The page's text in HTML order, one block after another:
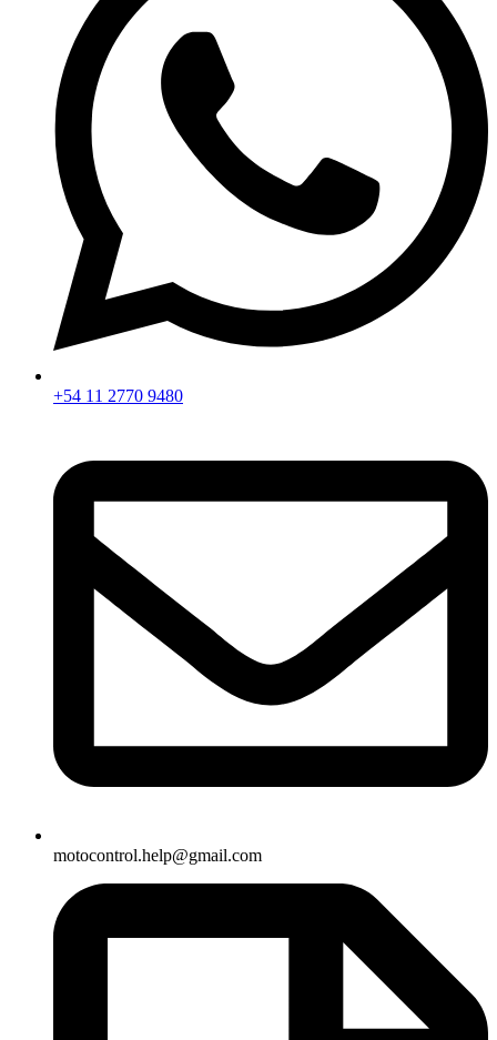
+54 11 2770 9480
motocontrol.help@gmail.com